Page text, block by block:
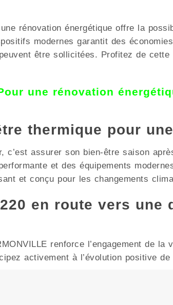
rénovation énergétique offre la
modernes garantit des
être sollicitées. Profitez de
une rénovation
thermique pour
c’est assurer son bien-être saison
et des équipements
et conçu pour les changements
en route vers
renforce l’engagement de
activement à l’évolution positive